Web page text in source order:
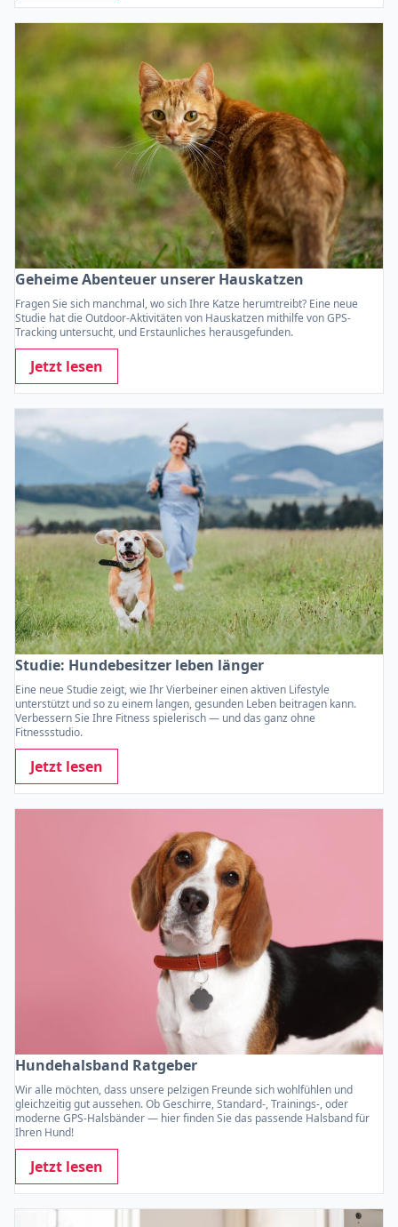
Geheime Abenteuer unserer Hauskatzen
Fragen Sie sich manchmal, wo sich Ihre Katze herumtreibt? Eine neue
Studie hat die Outdoor-Aktivitäten von Hauskatzen mithilfe von GPS-
Tracking untersucht, und Erstaunliches herausgefunden.
Jetzt lesen
Studie: Hundebesitzer leben länger
Eine neue Studie zeigt, wie Ihr Vierbeiner einen aktiven Lifestyle
unterstützt und so zu einem langen, gesunden Leben beitragen kann.
Verbessern Sie Ihre Fitness spielerisch — und das ganz ohne
Fitnessstudio.
Jetzt lesen
Hundehalsband Ratgeber
Wir alle möchten, dass unsere pelzigen Freunde sich wohlfühlen und
gleichzeitig gut aussehen. Ob Geschirre, Standard-, Trainings-, oder
moderne GPS-Halsbänder — hier finden Sie das passende Halsband für
Ihren Hund!
Jetzt lesen